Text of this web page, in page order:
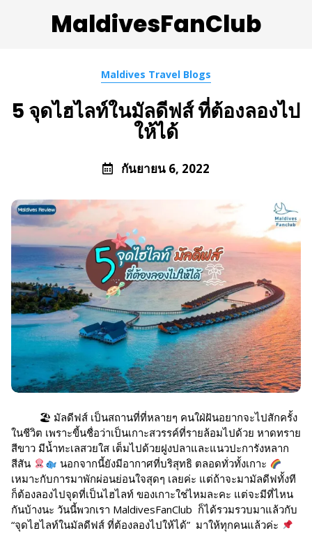
MaldivesFanClub
Maldives Travel Blogs
5 จุดไฮไลท์ในมัลดีฟส์ ที่ต้องลองไป
ให้ได้
กันยายน 6, 2022
🏖 มัลดีฟส์ เป็นสถานที่ที่หลายๆ คนใฝ่ฝันอยากจะไปสักครั้ง
ในชีวิต เพราะขี้นชื่อว่าเป็นเกาะสวรรค์ที่รายล้อมไปด้วย หาดทราย
สีขาว มีน้ำทะเลสวยใส เต็มไปด้วยฝูงปลาและแนวปะการังหลาก
สีสัน
นอกจากนี้ยังมีอากาศที่บริสุทธิ ตลอดทั่วทั้งเกาะ
เหมาะกับการมาพักผ่อนย่อนใจสุดๆ เลยค่ะ แต่ถ้าจะมามัลดีฟทั้งที
ก็ต้องลองไปจุดที่เป็นไฮไลท์ ของเกาะใช่ไหมละคะ แต่จะมีที่ไหน
กันบ้างนะ วันนี้พวกเรา MaldivesFanClub ก็ได้รวมรวบมาแล้วกับ
“จุดไฮไลท์ในมัลดีฟส์ ที่ต้องลองไปให้ได้” มาให้ทุกคนแล้วค่ะ